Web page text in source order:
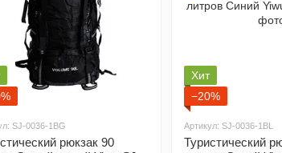
SJ-0036-1BG
рюкзак 90
Хит
−20%
Артикул: SJ-0036-1BL
Туристический